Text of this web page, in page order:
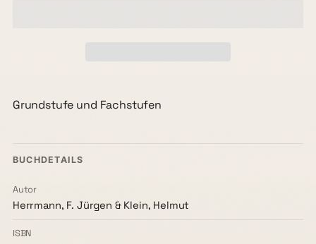
Grundstufe und Fachstufen
BUCHDETAILS
Autor
Herrmann, F. Jürgen & Klein, Helmut
ISBN